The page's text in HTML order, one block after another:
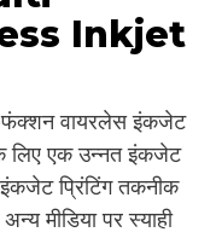
Inkjet
वायरलेस इंकजेट
के लिए एक उन्नत इंकजेट
प्रिंटिंग तकनीक
मीडिया पर स्याही